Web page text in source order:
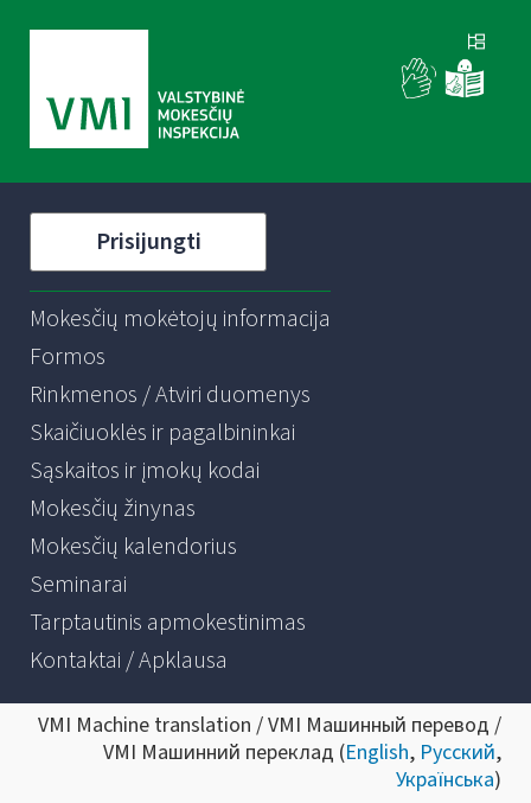
Prisijungti
Mokesčių mokėtojų informacija
Formos
Rinkmenos / Atviri duomenys
Skaičiuoklės ir pagalbininkai
Sąskaitos ir įmokų kodai
Mokesčių žinynas
Mokesčių kalendorius
Seminarai
Tarptautinis apmokestinimas
Kontaktai / Apklausa
VMI Machine translation / VMI Машинный перевод /
VMI Машинний переклад (English, Русский,
Українська)